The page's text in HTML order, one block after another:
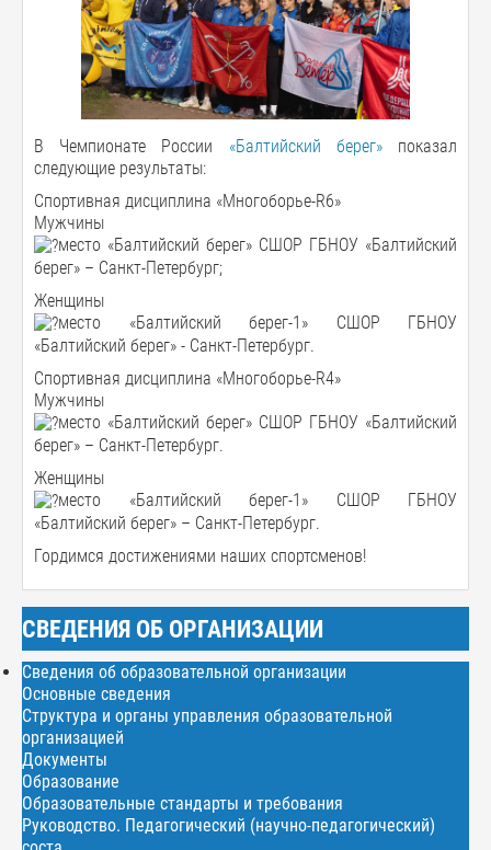
В Чемпионате России «Балтийский берег»показал
следующие результаты:
Спортивная дисциплина «Многоборье-R6»
Мужчины
место «Балтийский берег» СШОР ГБНОУ «Балтийский
берег» – Санкт-Петербург;
Женщины
место «Балтийский берег-1» СШОР ГБНОУ
«Балтийский берег» - Санкт-Петербург.
Спортивная дисциплина «Многоборье-R4»
Мужчины
место «Балтийский берег» СШОР ГБНОУ «Балтийский
берег» – Санкт-Петербург.
Женщины
место «Балтийский берег-1» СШОР ГБНОУ
«Балтийский берег» – Санкт-Петербург.
Гордимся достижениями наших спортсменов!
СВЕДЕНИЯ ОБ ОРГАНИЗАЦИИ
Сведения об образовательной организации
Основные сведения
Структура и органы управления образовательной
организацией
Документы
Образование
Образовательные стандарты и требования
Руководство. Педагогический (научно-педагогический)